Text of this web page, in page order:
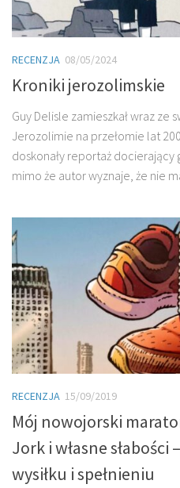
RECENZJA 08/05/2024
Kroniki jerozolimskie
Guy Delisle zamieszkał wraz ze
Jerozolimie na przełomie lat
doskonały reportaż docierający
mimo że autor wyznaje, że nie
RECENZJA 15/09/2019
Mój nowojorski
Jork i własne słabości
wysiłku i spełnieniu